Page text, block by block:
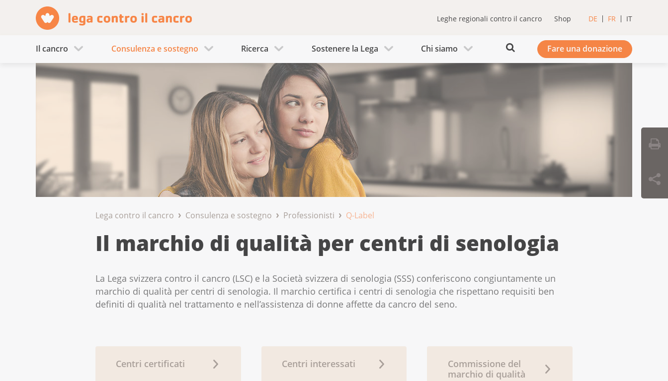
Leghe regionali contro il cancro Shop DE FR IT
Il cancro Consulenza e sostegno Ricerca Sostenere la Lega Chi siamo Fare una donazione
Lega contro il cancro Consulenza e sostegno Professionisti Q-Label
Il marchio di qualità per centri di senologia
La Lega svizzera contro il cancro (LSC) e la Società svizzera di senologia (SSS) conferiscono congiuntamente un
marchio di qualità per centri di senologia. Il marchio certifica i centri di senologia che rispettano requisiti ben
definiti di qualità nel trattamento e nell’assistenza di donne affette da cancro del seno.
Centri certificati Centri interessati
Commissione del
marchio di qualità